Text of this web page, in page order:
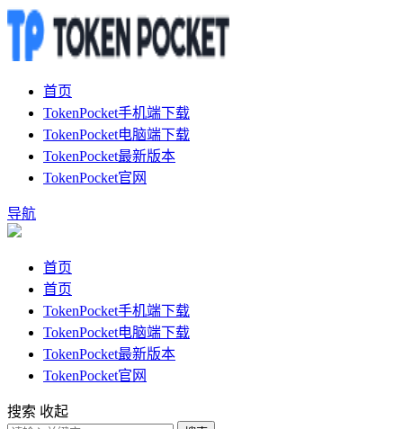
首页
TokenPocket手机端下载
TokenPocket电脑端下载
TokenPocket最新版本
TokenPocket官网
导航
首页
首页
TokenPocket手机端下载
TokenPocket电脑端下载
TokenPocket最新版本
TokenPocket官网
搜索 收起